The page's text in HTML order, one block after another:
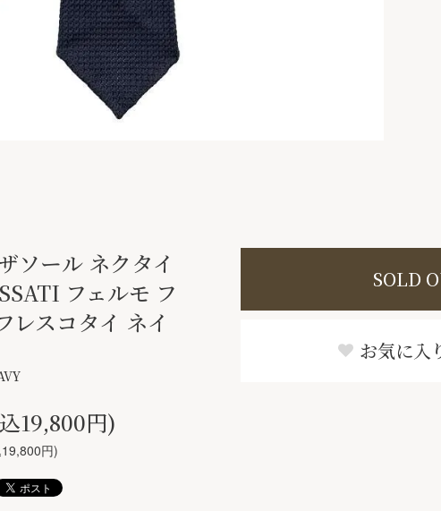
ソール ネクタイ
フェルモ フ
レスコタイ ネイ
19,800円)
円)
SOLD
お気に入